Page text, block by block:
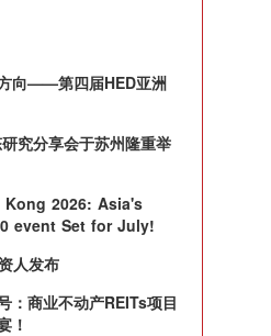
向——第四届HED亚洲
究分享会于苏州隆重举
2026: Asia's
event Set for July!
人发布
：商业不动产REITs项目
！